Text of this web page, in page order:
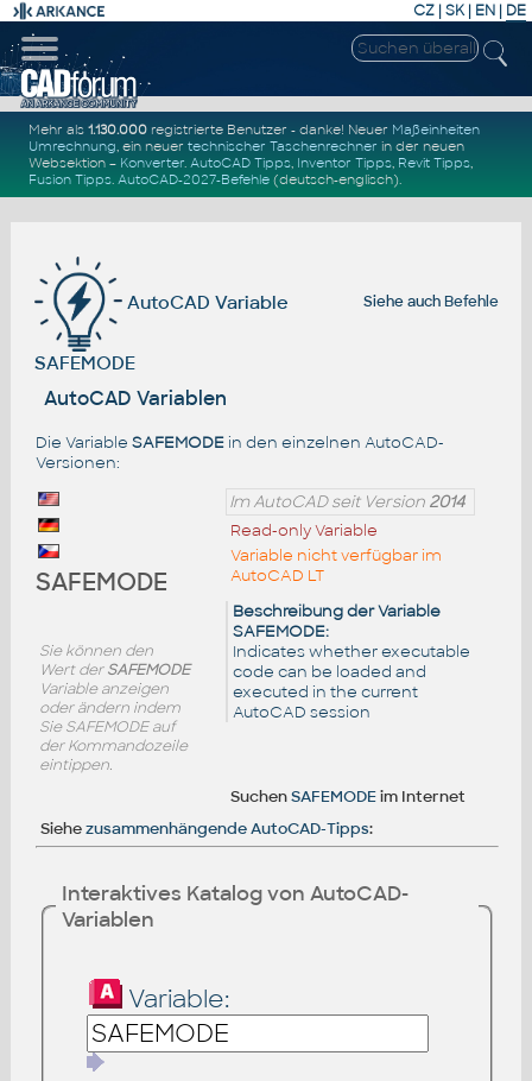
CZ | SK| EN | DE
Mehr als1.130.000 registrierte Benutzer - danke! Neuer Maßeinheiten
Umrechnung, ein neuertechnischer Taschenrechner in der neuen
Websektion – Konverter.AutoCAD Tipps, Inventor Tipps, Revit Tipps,
Fusion Tipps.AutoCAD-2027-Befehle (deutsch-englisch).
Siehe auchBefehle
AutoCAD Variable
SAFEMODE
AutoCAD Variablen
Die Variable SAFEMODEin den einzelnen AutoCAD-
Versionen:
Im AutoCAD seit Version 2014
Read-only Variable
Variable nicht verfügbar im
AutoCAD LT
Beschreibung der Variable
SAFEMODE:
Indicates whether executable
code can be loaded and
executed in the current
AutoCAD session
SuchenSAFEMODEim Internet
SAFEMODE
Sie können den
Wert derSAFEMODE
Variable anzeigen
oder ändern indem
Sie SAFEMODE auf
der Kommandozeile
eintippen.
Siehezusammenhängende AutoCAD-Tipps:
Interaktives Katalog von AutoCAD-
Variablen
Variable: